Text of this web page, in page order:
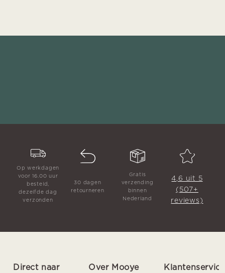
Op werkdagen
voor 16.00 uur
besteld,
dezelfde dag
verzonden
30 dagen
retourneren
Gratis
verzending
binnen
Nederland
4,6 uit 5
(507+
reviews)
Direct naar Over Mooye Klantenservice